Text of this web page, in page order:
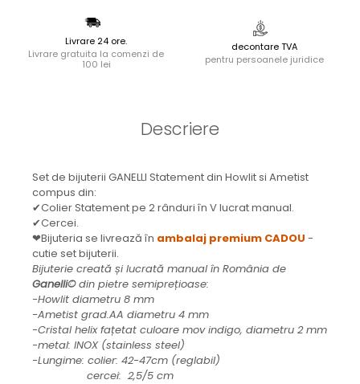
Livrare 24 ore.
Livrare gratuita la comenzi de
100 lei
decontare TVA
pentru persoanele juridice
Descriere
Set de bijuterii GANELLI Statement din Howlit si Ametist
compus din:
✔Colier Statement pe 2 rânduri în V lucrat manual.
✔Cercei.
❤Bijuteria se livrează în ambalaj premium CADOU -
cutie set bijuterii.
Bijuterie creată și lucrată manual în România de
Ganelli©din pietre semiprețioase:
-Howlit diametru 8 mm
-Ametist grad.AA diametru 4 mm
-Cristal helix fațetat culoare mov indigo, diametru 2 mm
-metal: INOX (stainless steel)
-Lungime: colier: 42-47cm (reglabil)
cercei: 2,5/5 cm